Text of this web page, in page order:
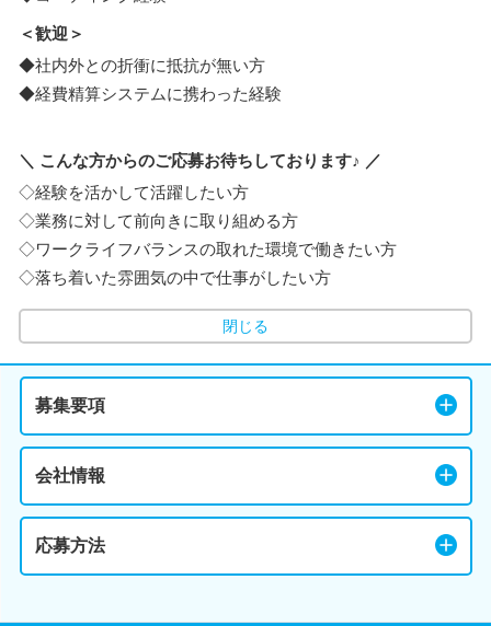
＜歓迎＞
◆社内外との折衝に抵抗が無い方
◆経費精算システムに携わった経験
＼ こんな方からのご応募お待ちしております♪ ／
◇経験を活かして活躍したい方
◇業務に対して前向きに取り組める方
◇ワークライフバランスの取れた環境で働きたい方
◇落ち着いた雰囲気の中で仕事がしたい方
閉じる
募集要項
会社情報
応募方法